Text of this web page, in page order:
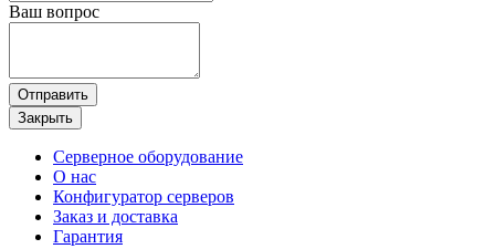
Ваш вопрос
Отправить
Закрыть
Серверное оборудование
О нас
Конфигуратор серверов
Заказ и доставка
Гарантия